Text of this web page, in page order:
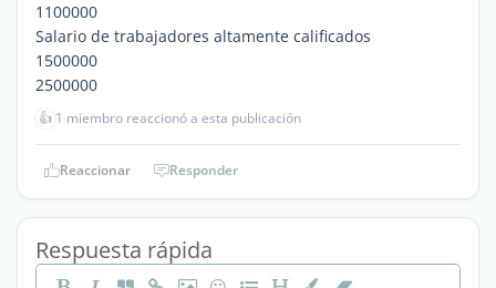
1100000
Salario de trabajadores altamente calificados
1500000
2500000
👍 1 miembro reaccionó a esta publicación
Reaccionar Responder
Respuesta rápida